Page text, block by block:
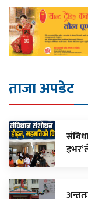
ताजा अपडेट